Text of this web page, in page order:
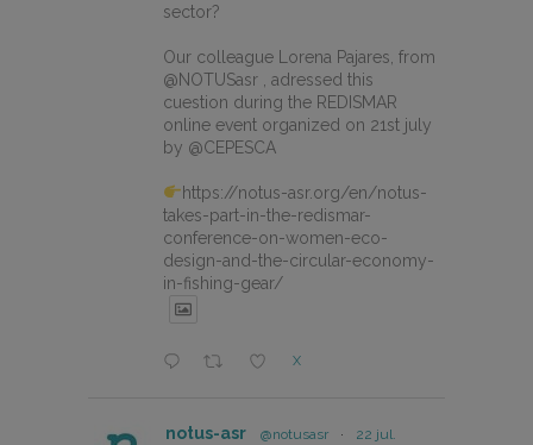
sector?
Our colleague Lorena Pajares, from
@NOTUSasr , adressed this
cuestion during the REDISMAR
online event organized on 21st july
by @CEPESCA
https://notus-asr.org/en/notus-
takes-part-in-the-redismar-
conference-on-women-eco-
design-and-the-circular-economy-
in-fishing-gear/
X
notus-asr @notusasr · 22 jul.